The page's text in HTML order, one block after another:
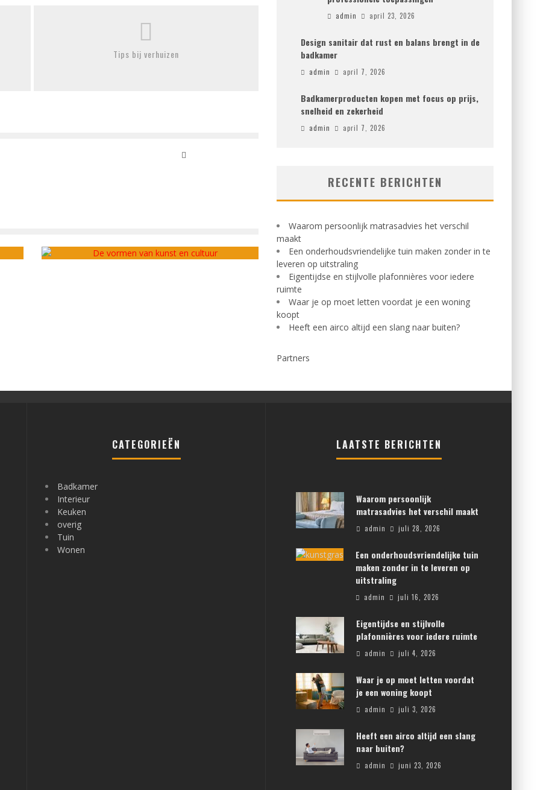
Tips bij verhuizen
admin april 23, 2026
Design sanitair dat rust en balans brengt in de
badkamer
admin april 7, 2026
Badkamerproducten kopen met focus op prijs,
snelheid en zekerheid
admin april 7, 2026
RECENTE BERICHTEN
Waarom persoonlijk matrasadvies het verschil
maakt
Een onderhoudsvriendelijke tuin maken zonder in te
leveren op uitstraling
Eigentijdse en stijlvolle plafonnières voor iedere
ruimte
Waar je op moet letten voordat je een woning
koopt
Heeft een airco altijd een slang naar buiten?
Partners
CATEGORIEËN
Badkamer
Interieur
Keuken
overig
Tuin
Wonen
LAATSTE BERICHTEN
Waarom persoonlijk
matrasadvies het verschil maakt
admin juli 28, 2026
Een onderhoudsvriendelijke tuin
maken zonder in te leveren op
uitstraling
admin juli 16, 2026
Eigentijdse en stijlvolle
plafonnières voor iedere ruimte
admin juli 4, 2026
Waar je op moet letten voordat
je een woning koopt
admin juli 3, 2026
Heeft een airco altijd een slang
naar buiten?
admin juni 23, 2026